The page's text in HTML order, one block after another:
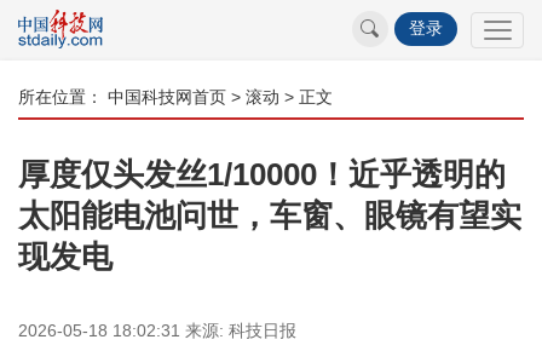
登录
所在位置： 中国科技网首页 > 滚动 > 正文
厚度仅头发丝1/10000！近乎透明的
太阳能电池问世，车窗、眼镜有望实
现发电
2026-05-18 18:02:31 来源: 科技日报